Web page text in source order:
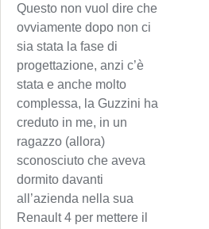
Questo non vuol dire che
ovviamente dopo non ci
sia stata la fase di
progettazione, anzi c’è
stata e anche molto
complessa, la Guzzini ha
creduto in me, in un
ragazzo (allora)
sconosciuto che aveva
dormito davanti
all’azienda nella sua
Renault 4 per mettere il